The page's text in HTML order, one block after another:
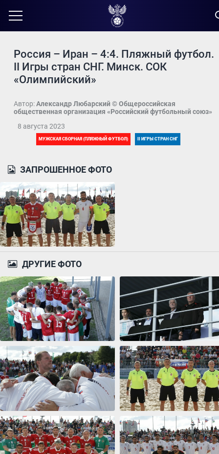
Россия – Иран – 4:4. Пляжный футбол.
II Игры стран СНГ. Минск. СОК
«Олимпийский»
Автор:Александр Любарский © Общероссийская
общественная организация «Российский футбольный союз»
8 августа 2023
МУЖСКАЯ СБОРНАЯ (ПЛЯЖНЫЙ ФУТБОЛ) II ИГРЫ СТРАН СНГ
ЗАПРОШЕННОЕ ФОТО
ДРУГИЕ ФОТО